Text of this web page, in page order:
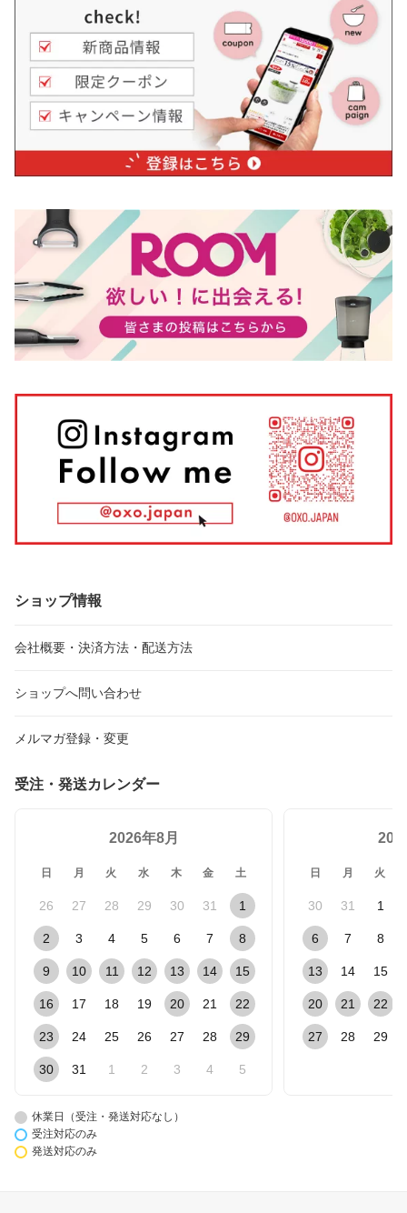
ショップ情報
会社概要・決済方法・配送方法
ショップへ問い合わせ
メルマガ登録・変更
受注・発送カレンダー
2026年8月
日 月 火 水 木 金 土
26 27 28 29 30 31 1
2 3 4 5 6 7 8
9 10 11 12 13 14 15
16 17 18 19 20 21 22
23 24 25 26 27 28 29
30 31 1 2 3 4 5
日 月 火
30 31 1
6 7 8
13 14 15
20 21 22
27 28 29
休業日（受注・発送対応なし）
受注対応のみ
発送対応のみ